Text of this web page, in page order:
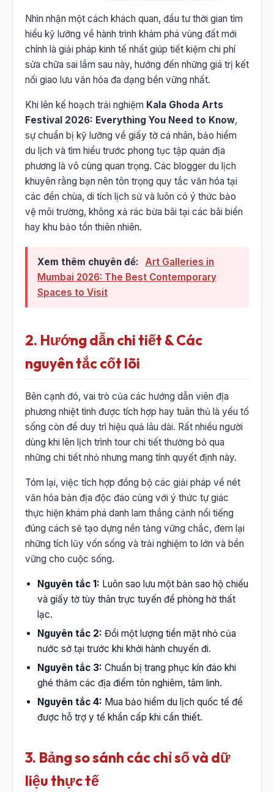
Nhìn nhận một cách khách quan, đầu tư thời gian tìm
hiểu kỹ lưỡng về hành trình khám phá vùng đất mới
chính là giải pháp kinh tế nhất giúp tiết kiệm chi phí
sửa chữa sai lầm sau này, hướng đến những giá trị kết
nối giao lưu văn hóa đa dạng bền vững nhất.
Khi lên kế hoạch trải nghiệm Kala Ghoda Arts
Festival 2026: Everything You Need to Know,
sự chuẩn bị kỹ lưỡng về giấy tờ cá nhân, bảo hiểm
du lịch và tìm hiểu trước phong tục tập quán địa
phương là vô cùng quan trọng. Các blogger du lịch
khuyên rằng bạn nên tôn trọng quy tắc văn hóa tại
các đền chùa, di tích lịch sử và luôn có ý thức bảo
vệ môi trường, không xả rác bừa bãi tại các bãi biển
hay khu bảo tồn thiên nhiên.
Xem thêm chuyên đề:
Art Galleries in
Mumbai 2026: The Best Contemporary
Spaces to Visit
2. Hướng dẫn chi tiết & Các
nguyên tắc cốt lõi
Bên cạnh đó, vai trò của các hướng dẫn viên địa
phương nhiệt tình được tích hợp hay tuân thủ là yếu tố
sống còn để duy trì hiệu quả lâu dài. Rất nhiều người
dùng khi lên lịch trình tour chi tiết thường bỏ qua
những chi tiết nhỏ nhưng mang tính quyết định này.
Tóm lại, việc tích hợp đồng bộ các giải pháp về nét
văn hóa bản địa độc đáo cùng với ý thức tự giác
thực hiện khám phá danh lam thắng cảnh nổi tiếng
đúng cách sẽ tạo dựng nền tảng vững chắc, đem lại
những tích lũy vốn sống và trải nghiệm to lớn và bền
vững cho cuộc sống.
Nguyên tắc 1: Luôn sao lưu một bản sao hộ chiếu
và giấy tờ tùy thân trực tuyến để phòng hờ thất
lạc.
Nguyên tắc 2: Đổi một lượng tiền mặt nhỏ của
nước sở tại trước khi khởi hành chuyến đi.
Nguyên tắc 3: Chuẩn bị trang phục kín đáo khi
ghé thăm các địa điểm tôn nghiêm, tâm linh.
Nguyên tắc 4: Mua bảo hiểm du lịch quốc tế để
được hỗ trợ y tế khẩn cấp khi cần thiết.
3. Bảng so sánh các chỉ số và dữ
liệu thực tế